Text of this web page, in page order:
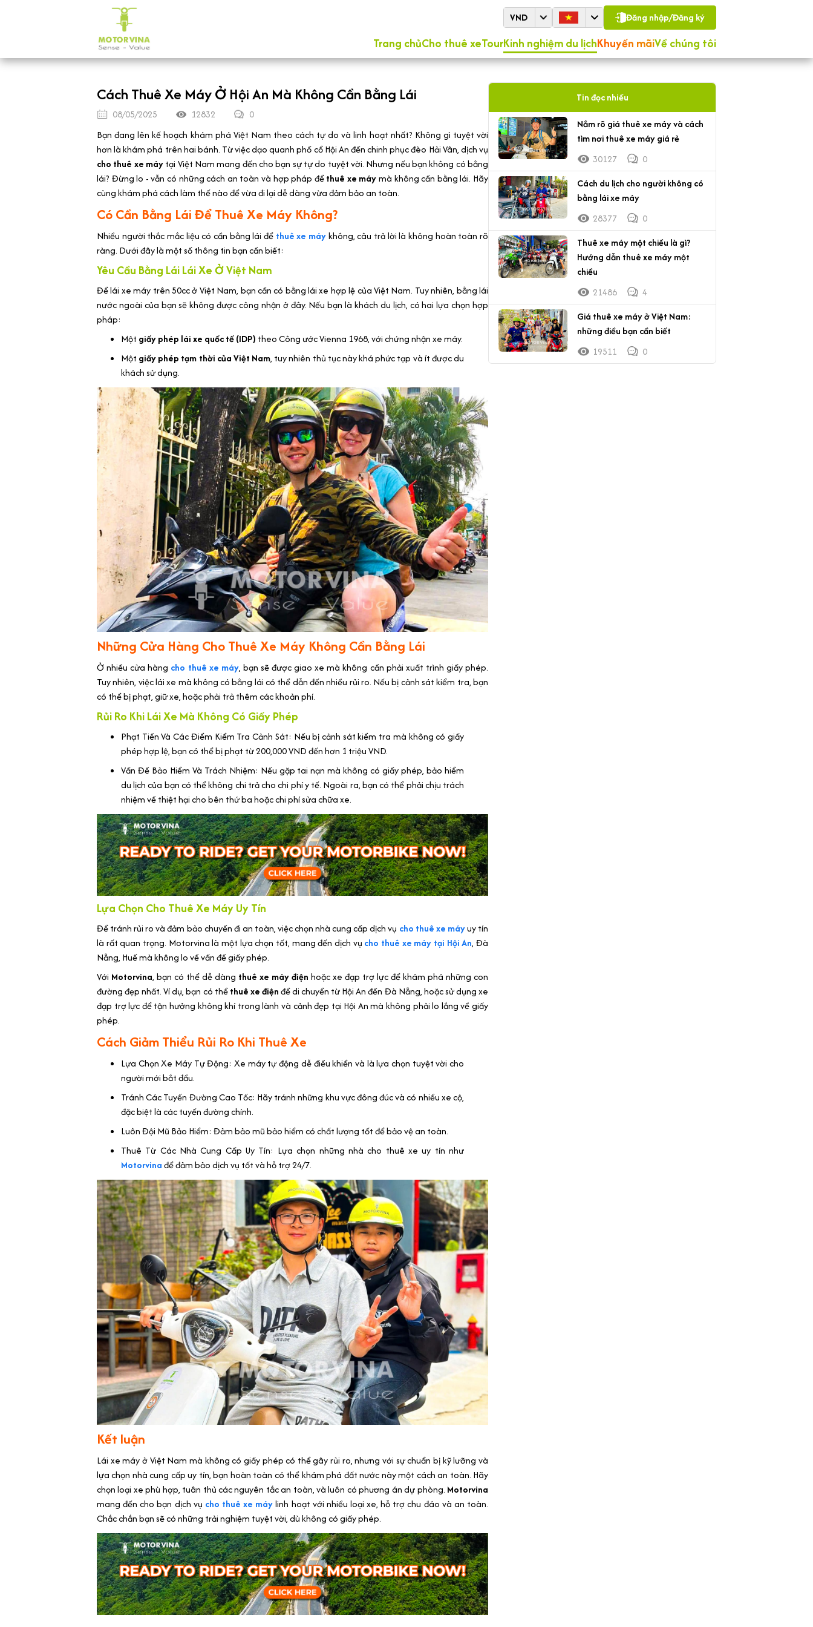
VND Đăng nhập/Đăng ký
Trang chủCho thuê xeTourKinh nghiệm du lịchKhuyến mãiVề chúng tôi
Cách Thuê Xe Máy Ở Hội An Mà Không Cần Bằng Lái
08/05/2025 12832
0
Bạn đang lên kế hoạch khám phá Việt Nam theo cách tự do và linh hoạt nhất? Không gì tuyệt vời
hơn là khám phá trên hai bánh. Từ việc dạo quanh phố cổ Hội An đến chinh phục đèo Hải Vân, dịch vụ
cho thuê xe máytại Việt Nam mang đến cho bạn sự tự do tuyệt vời. Nhưng nếu bạn không có bằng
lái? Đừng lo - vẫn có những cách an toàn và hợp pháp đểthuê xe máymà không cần bằng lái. Hãy
cùng khám phá cách làm thế nào để vừa đi lại dễ dàng vừa đảm bảo an toàn.
Có Cần Bằng Lái Để Thuê Xe Máy Không?
Nhiều người thắc mắc liệu có cần bằng lái để thuê xe máykhông, câu trả lời là không hoàn toàn rõ
ràng. Dưới đây là một số thông tin bạn cần biết:
Yêu Cầu Bằng Lái Lái Xe Ở Việt Nam
Để lái xe máy trên 50cc ở Việt Nam, bạn cần có bằng lái xe hợp lệ của Việt Nam. Tuy nhiên, bằng lái
nước ngoài của bạn sẽ không được công nhận ở đây. Nếu bạn là khách du lịch, có hai lựa chọn hợp
pháp:
Một giấy phép lái xe quốc tế (IDP) theo Công ước Vienna 1968, với chứng nhận xe máy.
Một giấy phép tạm thời của Việt Nam, tuy nhiên thủ tục này khá phức tạp và ít được du
khách sử dụng.
Những Cửa Hàng Cho Thuê Xe Máy Không Cần Bằng Lái
Ở nhiều cửa hàng cho thuê xe máy, bạn sẽ được giao xe mà không cần phải xuất trình giấy phép.
Tuy nhiên, việc lái xe mà không có bằng lái có thể dẫn đến nhiều rủi ro. Nếu bị cảnh sát kiểm tra, bạn
có thể bị phạt, giữ xe, hoặc phải trả thêm các khoản phí.
Rủi Ro Khi Lái Xe Mà Không Có Giấy Phép
Phạt Tiền Và Các Điểm Kiểm Tra Cảnh Sát: Nếu bị cảnh sát kiểm tra mà không có giấy
phép hợp lệ, bạn có thể bị phạt từ 200,000 VND đến hơn 1 triệu VND.
Vấn Đề Bảo Hiểm Và Trách Nhiệm: Nếu gặp tai nạn mà không có giấy phép, bảo hiểm
du lịch của bạn có thể không chi trả cho chi phí y tế. Ngoài ra, bạn có thể phải chịu trách
nhiệm về thiệt hại cho bên thứ ba hoặc chi phí sửa chữa xe.
Lựa Chọn Cho Thuê Xe Máy Uy Tín
Để tránh rủi ro và đảm bảo chuyến đi an toàn, việc chọn nhà cung cấp dịch vụ cho thuê xe máyuy tín
là rất quan trọng. Motorvina là một lựa chọn tốt, mang đến dịch vụ cho thuê xe máy tại Hội An, Đà
Nẵng, Huế mà không lo về vấn đề giấy phép.
Với Motorvina, bạn có thể dễ dàng thuê xe máy điện hoặc xe đạp trợ lực để khám phá những con
đường đẹp nhất. Ví dụ, bạn có thểthuê xe điệnđể di chuyển từ Hội An đến Đà Nẵng, hoặc sử dụng xe
đạp trợ lực để tận hưởng không khí trong lành và cảnh đẹp tại Hội An mà không phải lo lắng về giấy
phép.
Cách Giảm Thiểu Rủi Ro Khi Thuê Xe
Lựa Chọn Xe Máy Tự Động: Xe máy tự động dễ điều khiển và là lựa chọn tuyệt vời cho
người mới bắt đầu.
Tránh Các Tuyến Đường Cao Tốc: Hãy tránh những khu vực đông đúc và có nhiều xe cộ,
đặc biệt là các tuyến đường chính.
Luôn Đội Mũ Bảo Hiểm: Đảm bảo mũ bảo hiểm có chất lượng tốt để bảo vệ an toàn.
Thuê Từ Các Nhà Cung Cấp Uy Tín: Lựa chọn những nhà cho thuê xe uy tín như
Motorvinađể đảm bảo dịch vụ tốt và hỗ trợ 24/7.
Kết luận
Lái xe máy ở Việt Nam mà không có giấy phép có thể gây rủi ro, nhưng với sự chuẩn bị kỹ lưỡng và
lựa chọn nhà cung cấp uy tín, bạn hoàn toàn có thể khám phá đất nước này một cách an toàn. Hãy
chọn loại xe phù hợp, tuân thủ các nguyên tắc an toàn, và luôn có phương án dự phòng. Motorvina
mang đến cho bạn dịch vụ cho thuê xe máylinh hoạt với nhiều loại xe, hỗ trợ chu đáo và an toàn.
Chắc chắn bạn sẽ có những trải nghiệm tuyệt vời, dù không có giấy phép.
Tin đọc nhiều
Nắm rõ giá thuê xe máy và cách
tìm nơi thuê xe máy giá rẻ
30127
0
Cách du lịch cho người không có
bằng lái xe máy
28377
0
Thuê xe máy một chiều là gì?
Hướng dẫn thuê xe máy một
chiều
21486
4
Giá thuê xe máy ở Việt Nam:
những điều bạn cần biết
19511
0